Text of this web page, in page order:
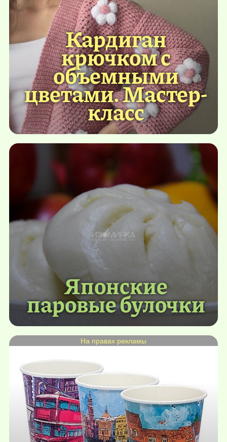
Кардиган
крючком с
объемными
цветами. Мастер-
класс
Японские
паровые булочки
На правах рекламы